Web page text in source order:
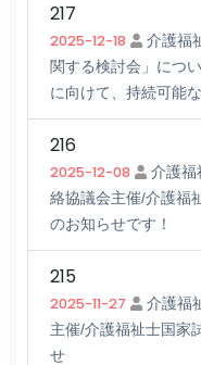
217
2025-12-18 介護福
関する検討会」につ
に向けて、持続可能
216
2025-12-08 介護福
絡協議会主催/介護福
のお知らせです！
215
2025-11-27 介護福
主催/介護福祉士国家
せ